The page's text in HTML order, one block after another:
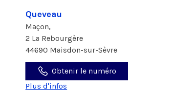
Queveau
Maçon,
2 La Rebourgère
44690 Maisdon-sur-Sèvre
Obtenir le numéro
Plus d'infos